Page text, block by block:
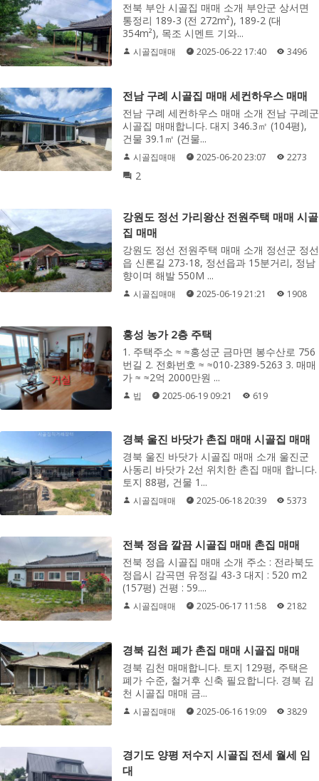
전북 부안 시골집 매매 소개 부안군 상서면
통정리 189-3 (전 272m²), 189-2 (대
354m²), 목조 시멘트 기와...
시골집매매 2025-06-22 17:40 3496
전남 구례 시골집 매매 세컨하우스 매매
전남 구례 세컨하우스 매매 소개 전남 구례군
시골집 매매합니다. 대지 346.3㎡ (104평),
건물 39.1㎡ (건물...
시골집매매 2025-06-20 23:07 2273
2
강원도 정선 가리왕산 전원주택 매매 시골
집 매매
강원도 정선 전원주택 매매 소개 정선군 정선
읍 신론길 273-18, 정선읍과 15분거리, 정남
향이며 해발 550M ...
시골집매매 2025-06-19 21:21 1908
홍성 농가 2층 주택
1. 주택주소 ≈ ≈홍성군 금마면 봉수산로 756
번길 2. 전화번호 ≈ ≈010-2389-5263 3. 매매
가 ≈ ≈2억 2000만원 ...
빕 2025-06-19 09:21 619
경북 울진 바닷가 촌집 매매 시골집 매매
경북 울진 바닷가 시골집 매매 소개 울진군
사동리 바닷가 2선 위치한 촌집 매매 합니다.
토지 88평, 건물 1...
시골집매매 2025-06-18 20:39 5373
전북 정읍 깔끔 시골집 매매 촌집 매매
전북 정읍 시골집 매매 소개 주소 : 전라북도
정읍시 감곡면 유정길 43-3 대지 : 520 m2
(157평) 건평 : 59....
시골집매매 2025-06-17 11:58 2182
경북 김천 폐가 촌집 매매 시골집 매매
경북 김천 매매합니다. 토지 129평, 주택은
폐가 수준, 철거후 신축 필요합니다. 경북 김
천 시골집 매매 금...
시골집매매 2025-06-16 19:09 3829
경기도 양평 저수지 시골집 전세 월세 임
대